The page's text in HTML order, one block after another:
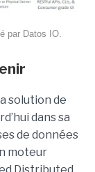
par Datos IO.
solution de
dans sa
de données
moteur